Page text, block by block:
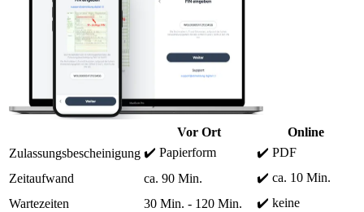
Vor Ort
Online
Zulassungsbescheinigung ✔️ Papierform
✔️ PDF
Zeitaufwand
ca. 90 Min.
✔️ ca. 10 Min.
Wartezeiten
30 Min. - 120 Min. ✔️ keine